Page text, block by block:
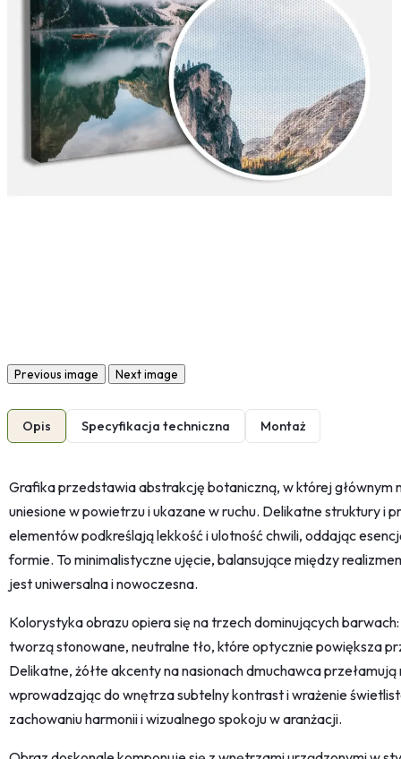
Previous image Next image
Opis Specyfikacja techniczna Montaż
Grafika przedstawia abstrakcję botaniczną, w której głównym
uniesione w powietrzu i ukazane w ruchu. Delikatne struktury i
elementów podkreślają lekkość i ulotność chwili, oddając
formie. To minimalistyczne ujęcie, balansujące między
jest uniwersalna i nowoczesna.
Kolorystyka obrazu opiera się na trzech dominujących barwach:
tworzą stonowane, neutralne tło, które optycznie powiększa
Delikatne, żółte akcenty na nasionach dmuchawca
wprowadzając do wnętrza subtelny kontrast i wrażenie
zachowaniu harmonii i wizualnego spokoju w aranżacji.